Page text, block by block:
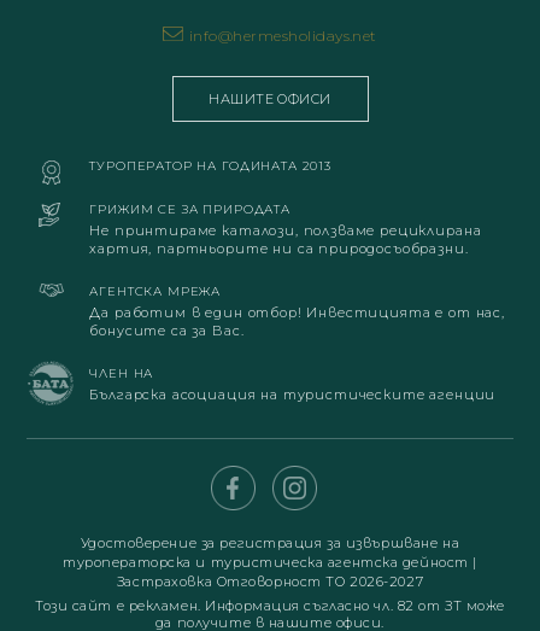
info@hermesholidays.net
НАШИТЕ ОФИСИ
ТУРОПЕРАТОР НА ГОДИНАТА 2013
ГРИЖИМ СЕ ЗА ПРИРОДАТА
Не принтираме каталози, ползваме рециклирана
хартия, партньорите ни са природосъобразни.
АГЕНТСКА МРЕЖА
Да работим в един отбор! Инвестицията е от нас,
бонусите са за Вас.
ЧЛЕН НА
Българска асоциация на туристическите агенции
Удостоверение за регистрация за извършване на
туроператорска и туристическа агентска дейност |
Застраховка Отговорност ТО 2026-2027
Този сайт е рекламен. Информация съгласно чл. 82 от ЗТ може
да получите в нашите офиси.